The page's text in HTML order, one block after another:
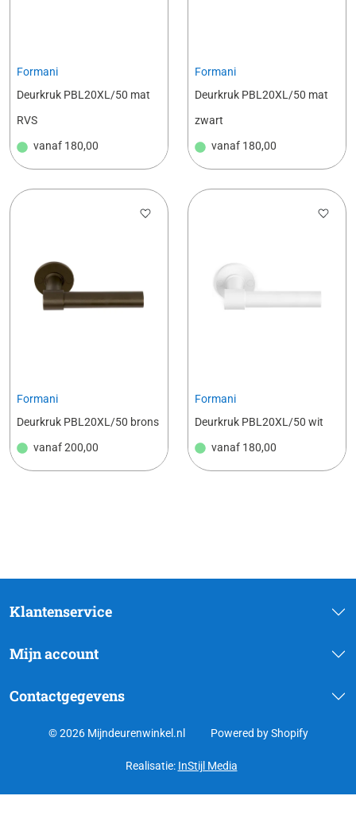
Formani
Deurkruk PBL20XL/50 mat
RVS
vanaf 180,00
Formani
Deurkruk PBL20XL/50 mat
zwart
vanaf 180,00
Formani
Deurkruk PBL20XL/50 brons
vanaf200,00
Formani
Deurkruk PBL20XL/50 wit
vanaf 180,00
Klantenservice
Mijn account
Contactgegevens
© 2026 Mijndeurenwinkel.nl Powered by Shopify
Realisatie: InStijl Media